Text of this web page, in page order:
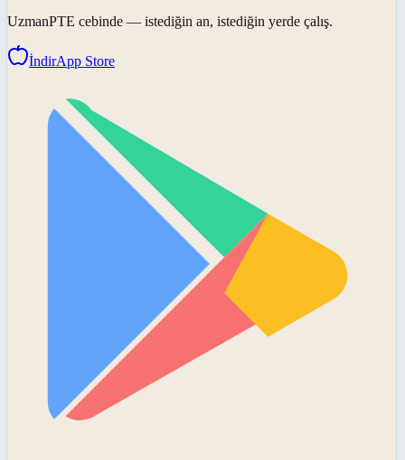
UzmanPTE cebinde — istediğin an, istediğin yerde çalış.
İndirApp Store